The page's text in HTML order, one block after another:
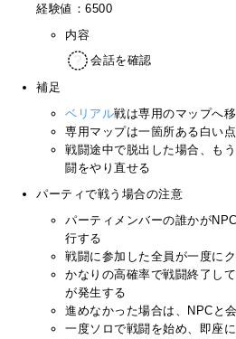
経験値：6500
内容
会話を確認
補足
ベリアル戦は専用のマップへ
専用マップは一箇所ある白い
戦闘途中で脱出した場合、も
闘をやり直せる
パーティで戦う場合の注意
パーティメンバーの誰かが
行する
戦闘に参加した全員が一度に
かなりの高確率で戦闘終了し
が発生する
進めなかった場合は、NPCと
一度ソロで戦闘を始め、即座